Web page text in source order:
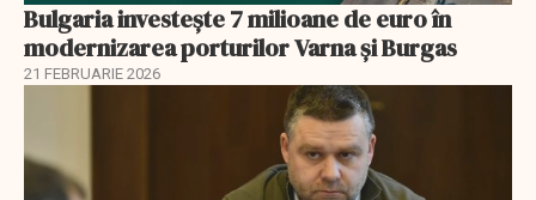
Bulgaria investește 7 milioane de euro în
modernizarea porturilor Varna și Burgas
21 FEBRUARIE 2026